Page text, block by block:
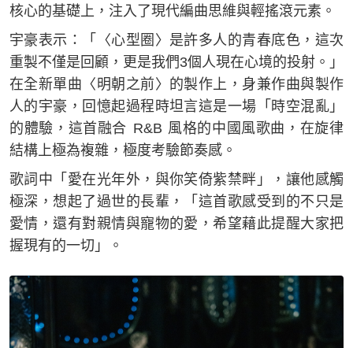
核心的基礎上，注入了現代編曲思維與輕搖滾元素。
宇豪表示：「〈心型圈〉是許多人的青春底色，這次
重製不僅是回顧，更是我們3個人現在心境的投射。」
在全新單曲〈明朝之前〉的製作上，身兼作曲與製作
人的宇豪，回憶起過程時坦言這是一場「時空混亂」
的體驗，這首融合 R&B 風格的中國風歌曲，在旋律
結構上極為複雜，極度考驗節奏感。
歌詞中「愛在光年外，與你笑倚紫禁畔」，讓他感觸
極深，想起了過世的長輩，「這首歌感受到的不只是
愛情，還有對親情與寵物的愛，希望藉此提醒大家把
握現有的一切」。